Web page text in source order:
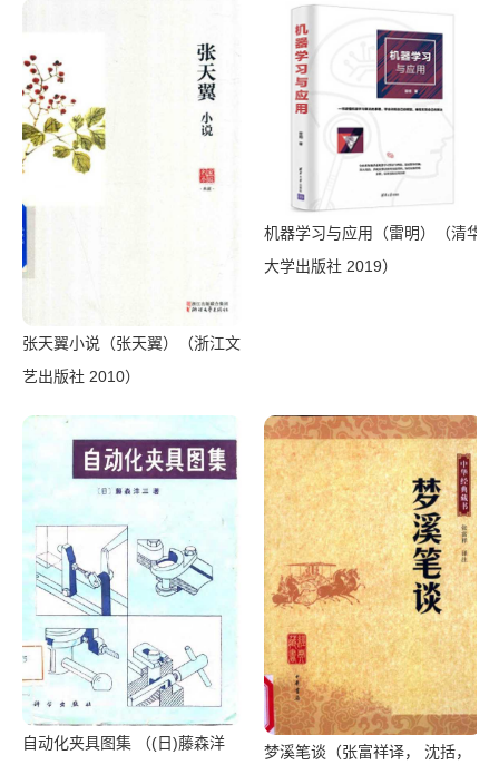
Publishing House 2018）
张天翼小说（张天翼）（浙江文
艺出版社 2010）
机器学习与应用（雷明）（清华
大学出版社 2019）
自动化夹具图集 （(日)藤森洋
梦溪笔谈（张富祥译， 沈括，